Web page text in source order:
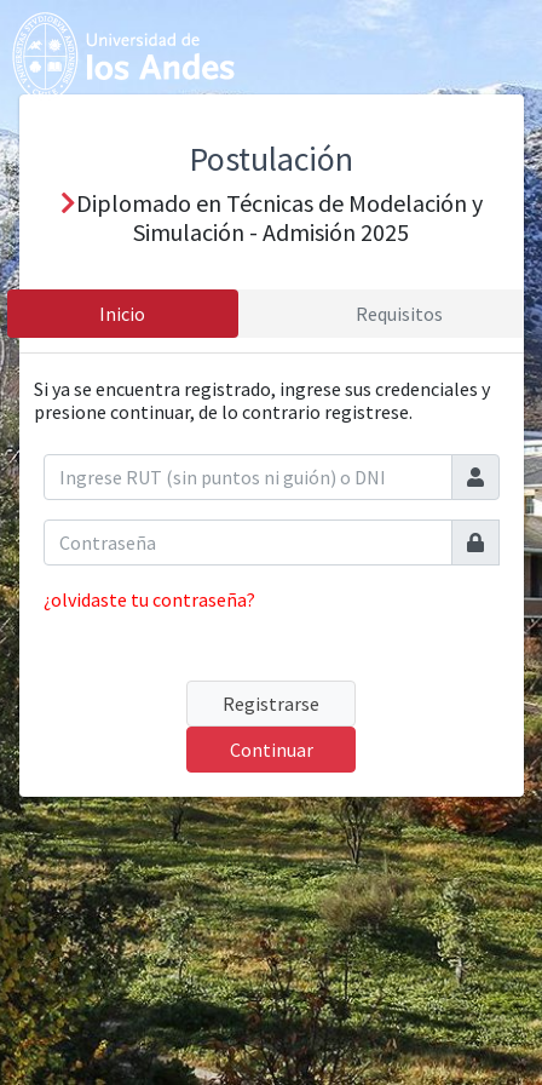
Postulación
Diplomado en Técnicas de Modelación y
Simulación - Admisión 2025
Inicio Requisitos
Si ya se encuentra registrado, ingrese sus credenciales y
presione continuar, de lo contrario registrese.
¿olvidaste tu contraseña?
Registrarse
Continuar